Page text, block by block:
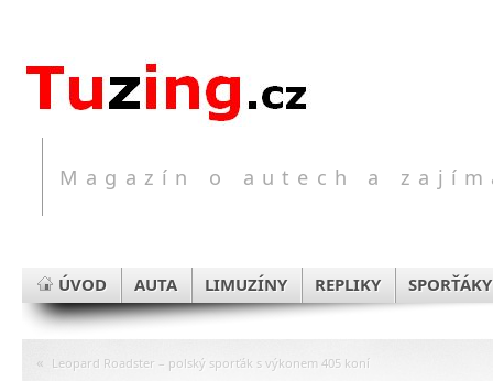
Magazín o autech a
ÚVOD AUTA LIMUZÍNY REPLIKY SPORŤÁKY
« Leopard Roadster – polský sporťák s výkonem 405 koní